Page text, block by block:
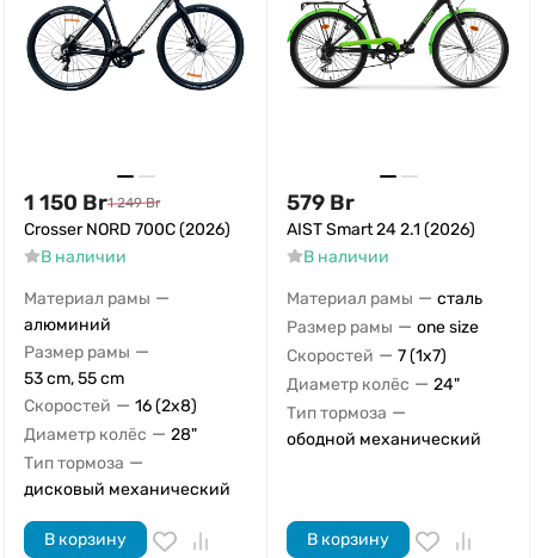
1 150 Br1 249 Br
Crosser NORD 700C (2026)
В наличии
Материал рамы —
алюминий
Размер рамы —
53 cm, 55 cm
Скоростей — 16 (2x8)
Диаметр колёс — 28"
Тип тормоза —
дисковый механический
В корзину
579 Br
AIST Smart 24 2.1 (2026)
В наличии
Материал рамы — сталь
Размер рамы — one size
Скоростей — 7 (1x7)
Диаметр колёс — 24"
Тип тормоза —
ободной механический
В корзину